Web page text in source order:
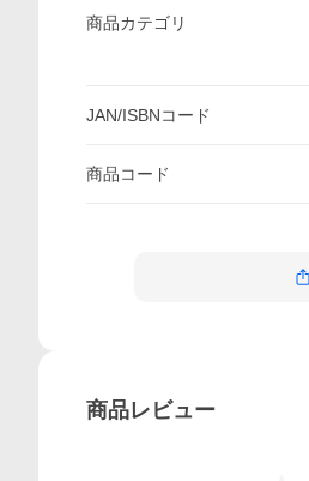
商品カテゴリ
JAN/ISBNコード
商品コード
商品レビュー